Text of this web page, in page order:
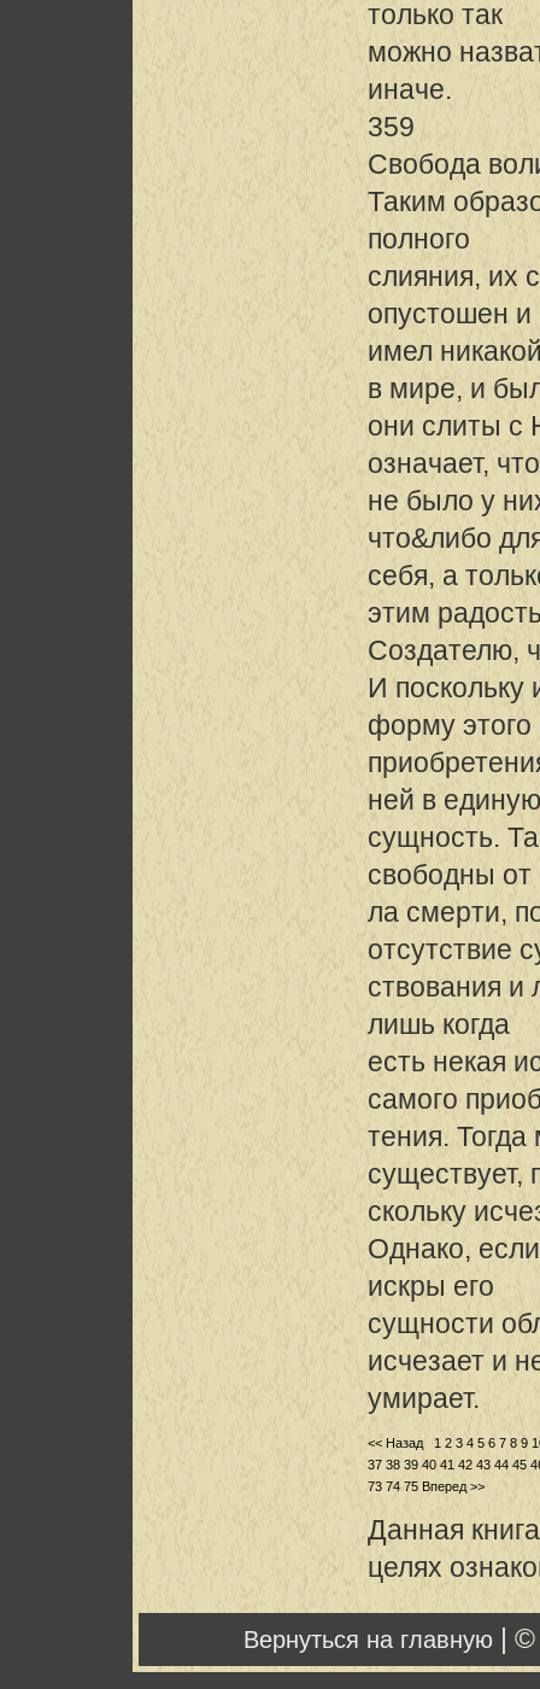
только так
можно
иначе.
359
Свобода
Таким
полного
слияния, их
опустошен и
имел
в мире, и
они слиты с
означает, что
не было у
что&либо
себя, а
этим
Создателю,
И поскольку
форму этого
ней в единую
сущность.
свободны от
ла смерти,
отсутствие
ствования и
лишь когда
есть некая
самого
тения. Тогда
существует,
скольку
Однако,
искры его
сущности
исчезает и
умирает.
<< Назад 1 2 3 4 5 6 7 8 9
37 38 39 40 41 42 43 44 45
73 74 75 Вперед >>
Данная
целях
Вернуться на главную |